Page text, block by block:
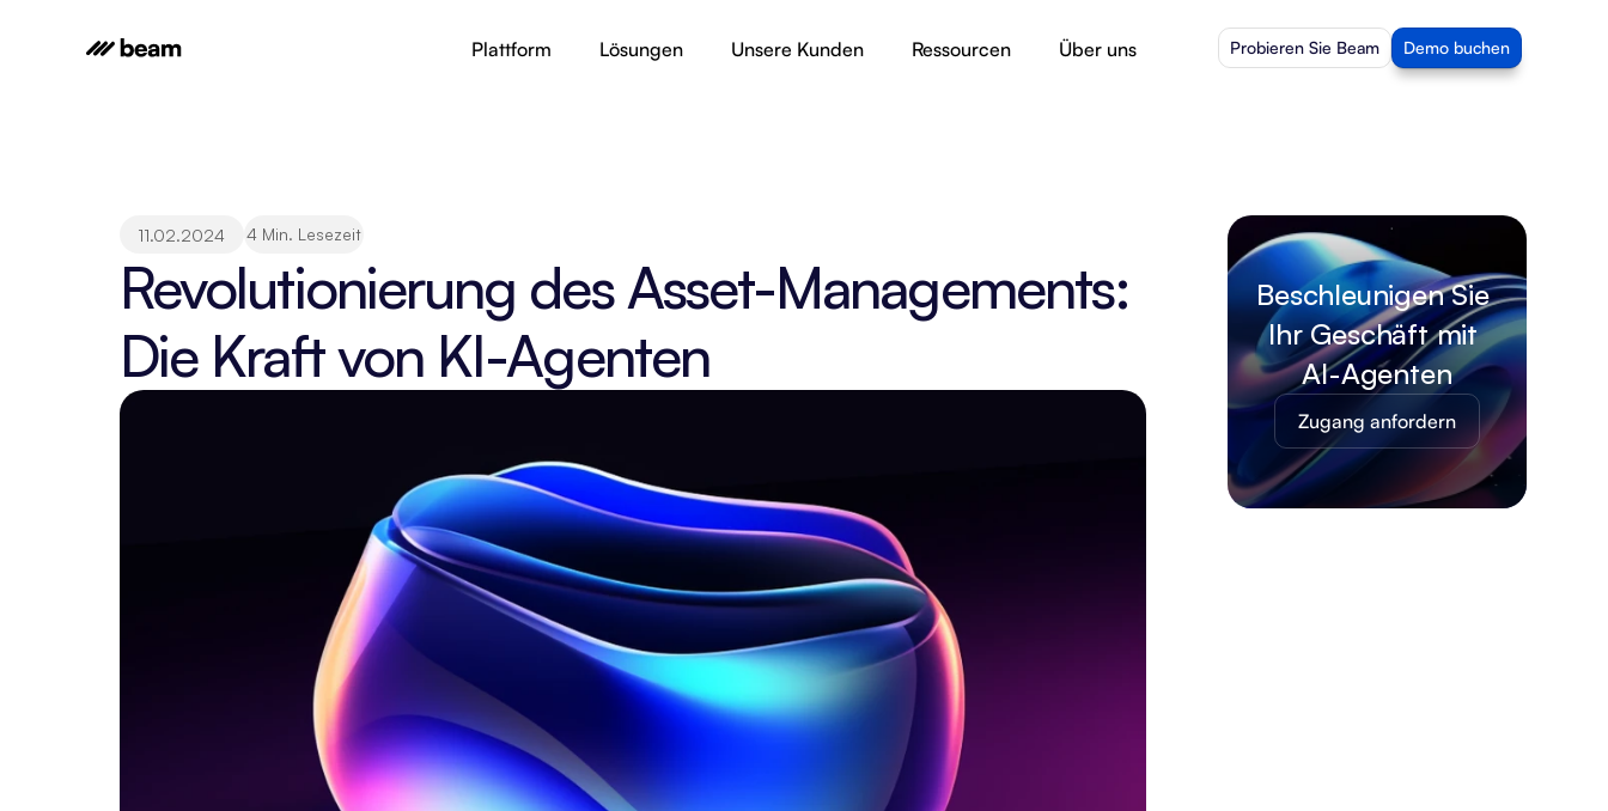
Plattform Lösungen Unsere Kunden Ressourcen Über uns Probieren Sie Beam Demo buchen
11.02.2024 4 Min. Lesezeit
Revolutionierung des Asset-Managements:
Die Kraft von KI-Agenten
Beschleunigen Sie
Ihr Geschäft mit
AI-Agenten
Zugang anfordern